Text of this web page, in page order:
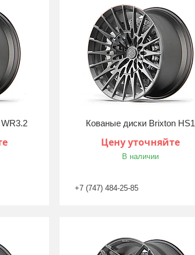
Кованые диски Brixton HS1
Цену уточняйте
В наличии
+7 (747) 484-25-85